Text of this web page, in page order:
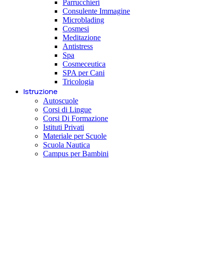
Parrucchieri
Consulente Immagine
Microblading
Cosmesi
Meditazione
Antistress
Spa
Cosmeceutica
SPA per Cani
Tricologia
Istruzione
Autoscuole
Corsi di Lingue
Corsi Di Formazione
Istituti Privati
Materiale per Scuole
Scuola Nautica
Campus per Bambini